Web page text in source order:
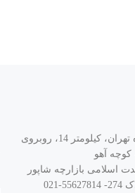
تبریز، جاده تهران، کیلومتر 14، روبروی
آهو
اسلامی بازارچه شاپور
021